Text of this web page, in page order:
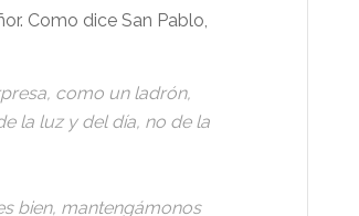
Como dice San Pablo,
como un ladrón,
la luz y del día, no de la
bien, mantengámonos